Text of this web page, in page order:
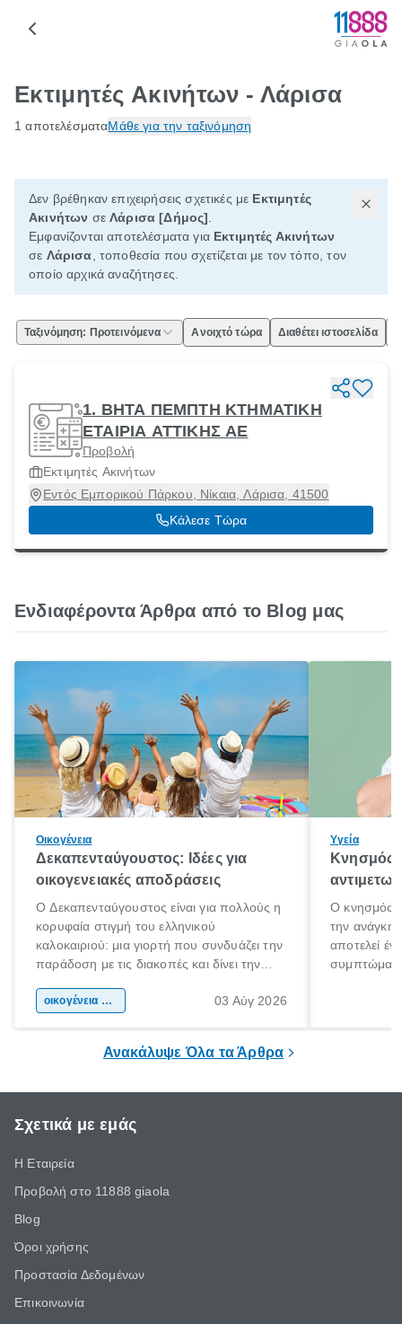
Εκτιμητές Ακινήτων - Λάρισα
1 αποτελέσματαΜάθε για την ταξινόμηση
Δεν βρέθηκαν επιχειρήσεις σχετικές με Εκτιμητές
Ακινήτων σεΛάρισα [Δήμος]
Εμφανίζονται αποτελέσματα για Εκτιμητές Ακινήτων
σε Λάρισα , τοποθεσία που σχετίζεται με τον τόπο, τον
οποίο αρχικά αναζήτησες.
Ταξινόμηση: Προτεινόμενα Ανοιχτό τώρα Διαθέτει ιστοσελίδα
1. BHTA ΠΕΜΠΤΗ ΚΤΗΜΑΤΙΚΗ
ΕΤΑΙΡΙΑ ΑΤΤΙΚΗΣ ΑΕ
Προβολή
Εκτιμητές Ακινήτων
Εντός Εμπορικού Πάρκου, Νίκαια, Λάρισα, 41500
Κάλεσε Τώρα
Ενδιαφέροντα Άρθρα από το Blog μας
Οικογένεια
Δεκαπενταύγουστος: Ιδέες για
οικογενειακές αποδράσεις
Ο Δεκαπενταύγουστος είναι για πολλούς η
κορυφαία στιγμή του ελληνικού
καλοκαιριού: μια γιορτή που συνδυάζει την
παράδοση με τις διακοπές και δίνει την
χώρας. Είτε πρόκειται για λίγες μέρες
οικογένεια & παιδί 03 Αύγ 2026
Υγεία
Κνησμός:
Ο κνησμός
την ανάγκη
αποτελεί
Ανακάλυψε Όλα τα Άρθρα
Σχετικά με εμάς
Η Εταιρεία
Προβολή στο 11888 giaola
Blog
Όροι χρήσης
Προστασία Δεδομένων
Επικοινωνία